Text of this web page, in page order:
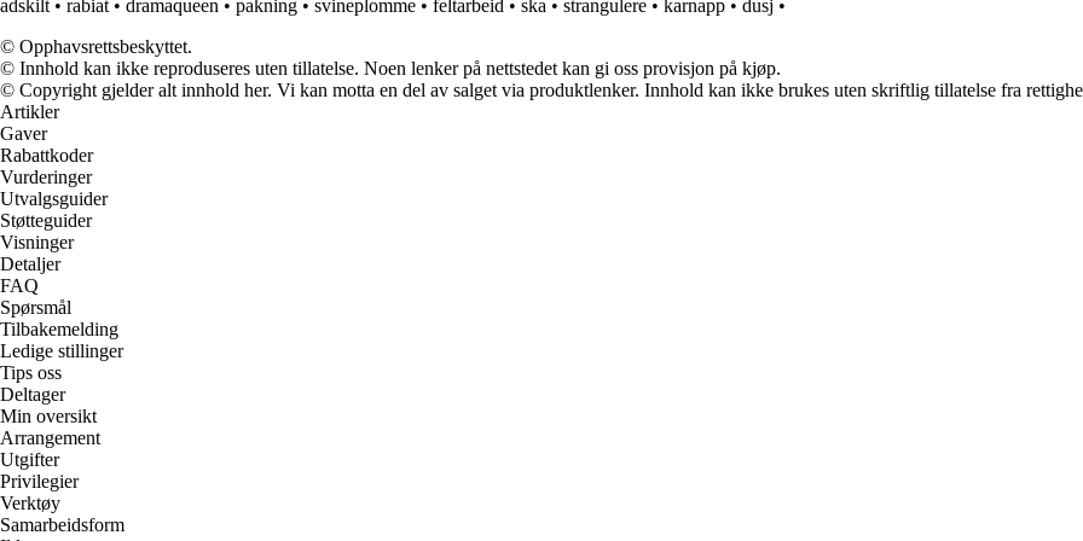
adskilt • rabiat • dramaqueen • pakning • svineplomme • feltarbeid • ska • strangulere • karnapp • dusj •
© Opphavsrettsbeskyttet.
© Innhold kan ikke reproduseres uten tillatelse. Noen lenker på nettstedet kan gi oss provisjon på kjøp.
© Copyright gjelder alt innhold her. Vi kan motta en del av salget via produktlenker. Innhold kan ikke brukes uten skriftlig tillatelse fra
Artikler
Gaver
Rabattkoder
Vurderinger
Utvalgsguider
Støtteguider
Visninger
Detaljer
FAQ
Spørsmål
Tilbakemelding
Ledige stillinger
Tips oss
Deltager
Min oversikt
Arrangement
Utgifter
Privilegier
Verktøy
Samarbeidsform